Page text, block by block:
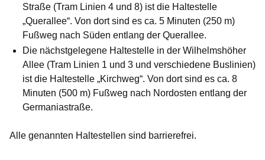
Straße (Tram Linien 4 und 8) ist die Haltestelle
„Querallee“. Von dort sind es ca. 5 Minuten (250 m)
Fußweg nach Süden entlang der Querallee.
Die nächstgelegene Haltestelle in der Wilhelmshöher
Allee (Tram Linien 1 und 3 und verschiedene Buslinien)
ist die Haltestelle „Kirchweg“. Von dort sind es ca. 8
Minuten (500 m) Fußweg nach Nordosten entlang der
Germaniastraße.
Alle genannten Haltestellen sind barrierefrei.